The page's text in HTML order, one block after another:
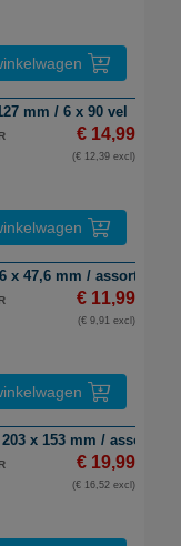
mm / 6 x 90 vel
€ 14,99
(€ 12,39 excl)
x 47,6 mm / assorti / 12
€ 11,99
(€ 9,91 excl)
x 153 mm / assorti / 6
€ 19,99
(€ 16,52 excl)